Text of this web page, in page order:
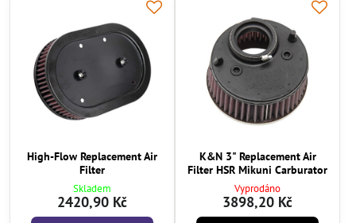
High-Flow Replacement Air
Filter
Skladem
2420,90 Kč
K&N 3" Replacement Air
Filter HSR Mikuni Carburator
Vyprodáno
3898,20 Kč